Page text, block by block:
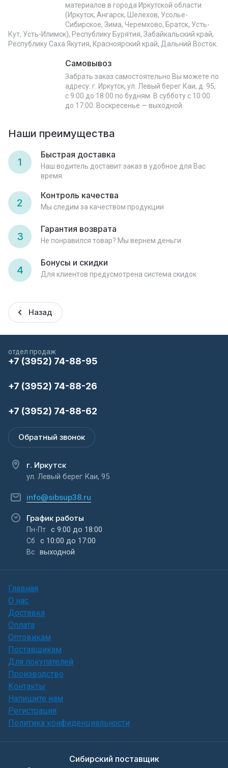
материалов в города Иркутской области
(Иркутск, Ангарск, Шелехов, Усолье-
Сибирское, Зима, Черемхово, Братск, Усть-
Кут, Усть-Илимск), Республику Бурятия, Забайкальский край,
Республику Саха Якутия, Красноярский край, Дальний Восток.
Самовывоз
Забрать заказ самостоятельно Вы можете по
адресу: г. Иркутск, ул. Левый берег Каи, д. 95,
с 9:00 до 18:00 по будням. В субботу с 10:00
до 17:00. Воскресенье — выходной.
Наши преимущества
1
Быстрая доставка
Наш водитель доставит заказ в удобное для Вас
время.
2
Контроль качества
Мы следим за качеством продукции
3
Гарантия возврата
Не понравился товар? Мы вернем деньги
4
Бонусы и скидки
Для клиентов предусмотрена система скидок
Назад
отдел продаж
+7 (3952) 74-88-95
+7 (3952) 74-88-26
+7 (3952) 74-88-62
Обратный звонок
г. Иркутск
ул. Левый берег Каи, 95
info@sibsup38.ru
График работы
Пн-Пт с 9:00 до 18:00
Сб с 10:00 до 17:00
Вс выходной
Главная
О нас
Доставка
Оплата
Оптовикам
Поставщикам
Для покупателей
Производство
Контакты
Напишите нам
Регистрация
Политика конфиденциальности
Сибирский поставщик